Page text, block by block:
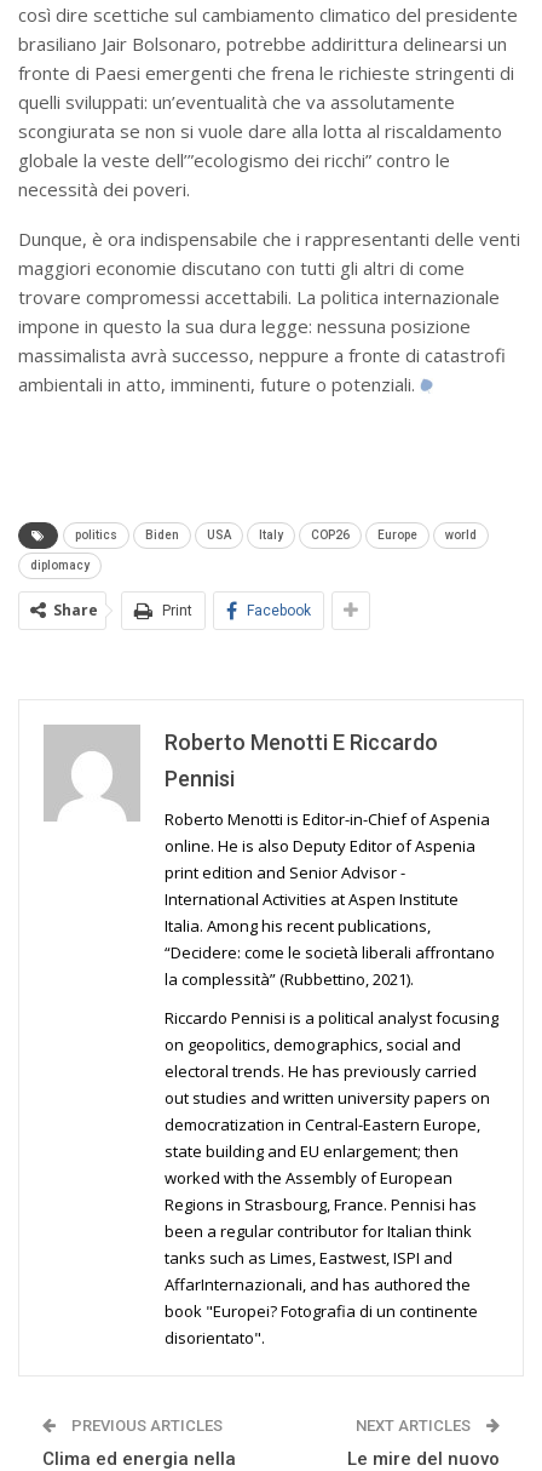
così dire scettiche sul cambiamento climatico del presidente
brasiliano Jair Bolsonaro, potrebbe addirittura delinearsi un
fronte di Paesi emergenti che frena le richieste stringenti di
quelli sviluppati: un’eventualità che va assolutamente
scongiurata se non si vuole dare alla lotta al riscaldamento
globale la veste dell’”ecologismo dei ricchi” contro le
necessità dei poveri.
Dunque, è ora indispensabile che i rappresentanti delle venti
maggiori economie discutano con tutti gli altri di come
trovare compromessi accettabili. La politica internazionale
impone in questo la sua dura legge: nessuna posizione
massimalista avrà successo, neppure a fronte di catastrofi
ambientali in atto, imminenti, future o potenziali.
politics Biden USA Italy COP26 Europe world
diplomacy
Share Print Facebook
Roberto Menotti E Riccardo
Pennisi
Roberto Menotti is Editor-in-Chief of Aspenia
online. He is also Deputy Editor of Aspenia
print edition and Senior Advisor -
International Activities at Aspen Institute
Italia. Among his recent publications,
“Decidere: come le società liberali affrontano
la complessità” (Rubbettino, 2021).
Riccardo Pennisi is a political analyst focusing
on geopolitics, demographics, social and
electoral trends. He has previously carried
out studies and written university papers on
democratization in Central-Eastern Europe,
state building and EU enlargement; then
worked with the Assembly of European
Regions in Strasbourg, France. Pennisi has
been a regular contributor for Italian think
tanks such as Limes, Eastwest, ISPI and
AffarInternazionali, and has authored the
book "Europei? Fotografia di un continente
disorientato".
PREVIOUS ARTICLES
Clima ed energia nella
NEXT ARTICLES
Le mire del nuovo